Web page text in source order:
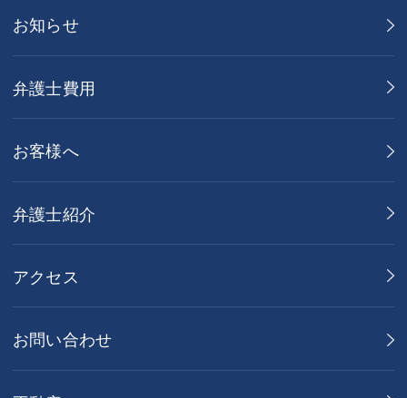
お知らせ
弁護士費用
お客様へ
弁護士紹介
アクセス
お問い合わせ